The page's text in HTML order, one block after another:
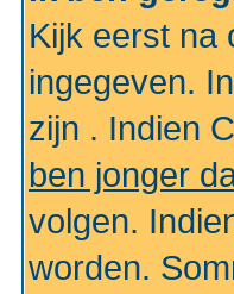
Kijk eerst na
ingegeven.
zijn . Indien
ben jonger
volgen.
worden.